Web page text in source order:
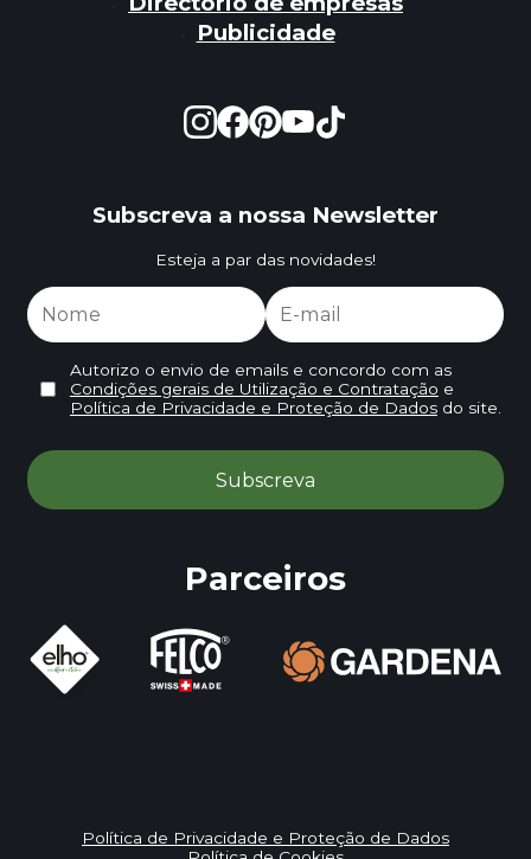
Publicidade
Subscreva a nossa Newsletter
Esteja a par das novidades!
Autorizo o envio de emails e concordo com as
Condições gerais de Utilização e Contratação e
Política de Privacidade e Proteção de Dadosdo site.
Parceiros
Política de Privacidade e Proteção de Dados